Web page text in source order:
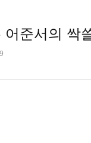
어준서의 싹